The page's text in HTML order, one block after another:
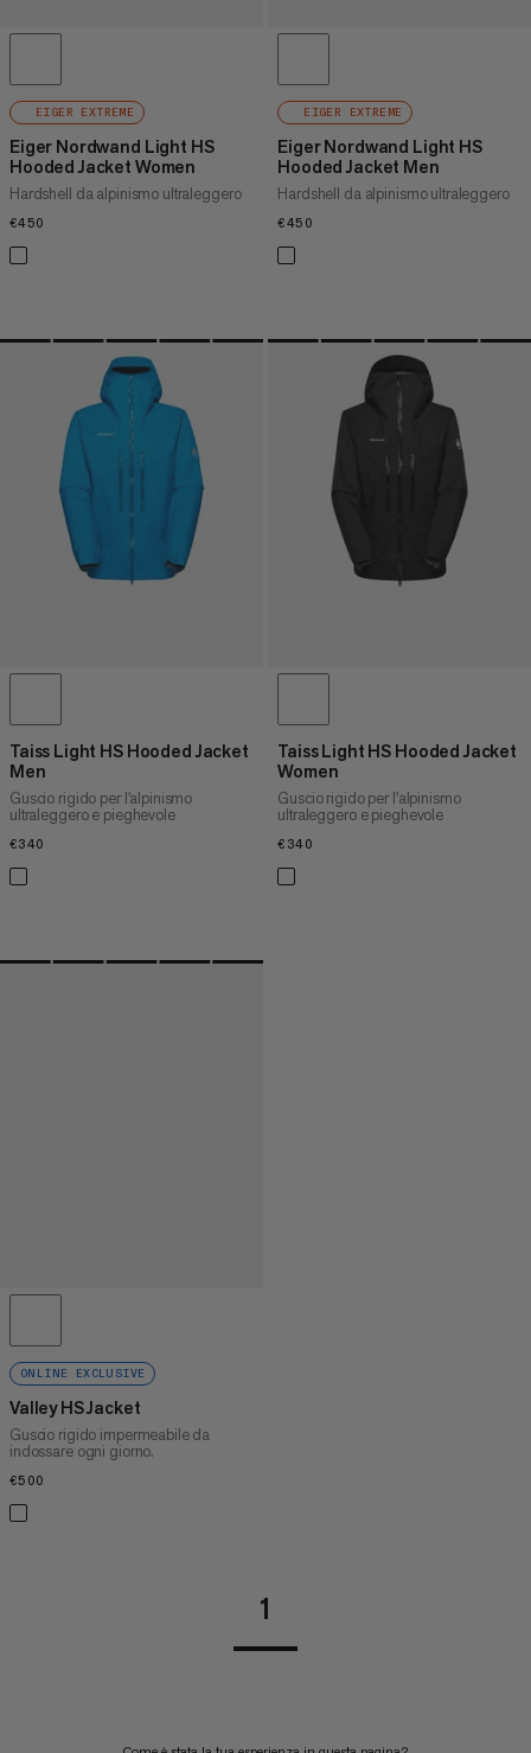
EIGER EXTREME
Eiger Nordwand Light HS
Hooded Jacket Women
Hardshell da alpinismo ultraleggero
€450
EIGER EXTREME
Eiger Nordwand Light HS
Hooded Jacket Men
Hardshell da alpinismo ultraleggero
€450
Taiss Light HS Hooded Jacket
Men
Guscio rigido per l'alpinismo
ultraleggero e pieghevole
€340
Taiss Light HS Hooded Jacket
Women
Guscio rigido per l'alpinismo
ultraleggero e pieghevole
€340
ONLINE EXCLUSIVE
Valley HS Jacket
Guscio rigido impermeabile da
indossare ogni giorno.
€500
1